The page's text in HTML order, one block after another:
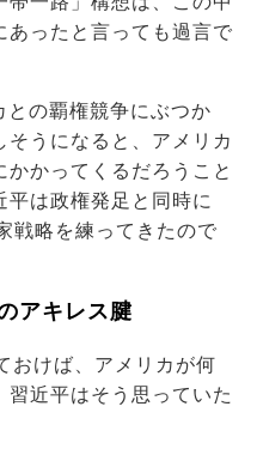
あったと言っても過言で
の覇権競争にぶつか
そうになると、アメリカ
かってくるだろうこと
平は政権発足と同時に
戦略を練ってきたので
アキレス腱
おけば、アメリカが何
近平はそう思っていた